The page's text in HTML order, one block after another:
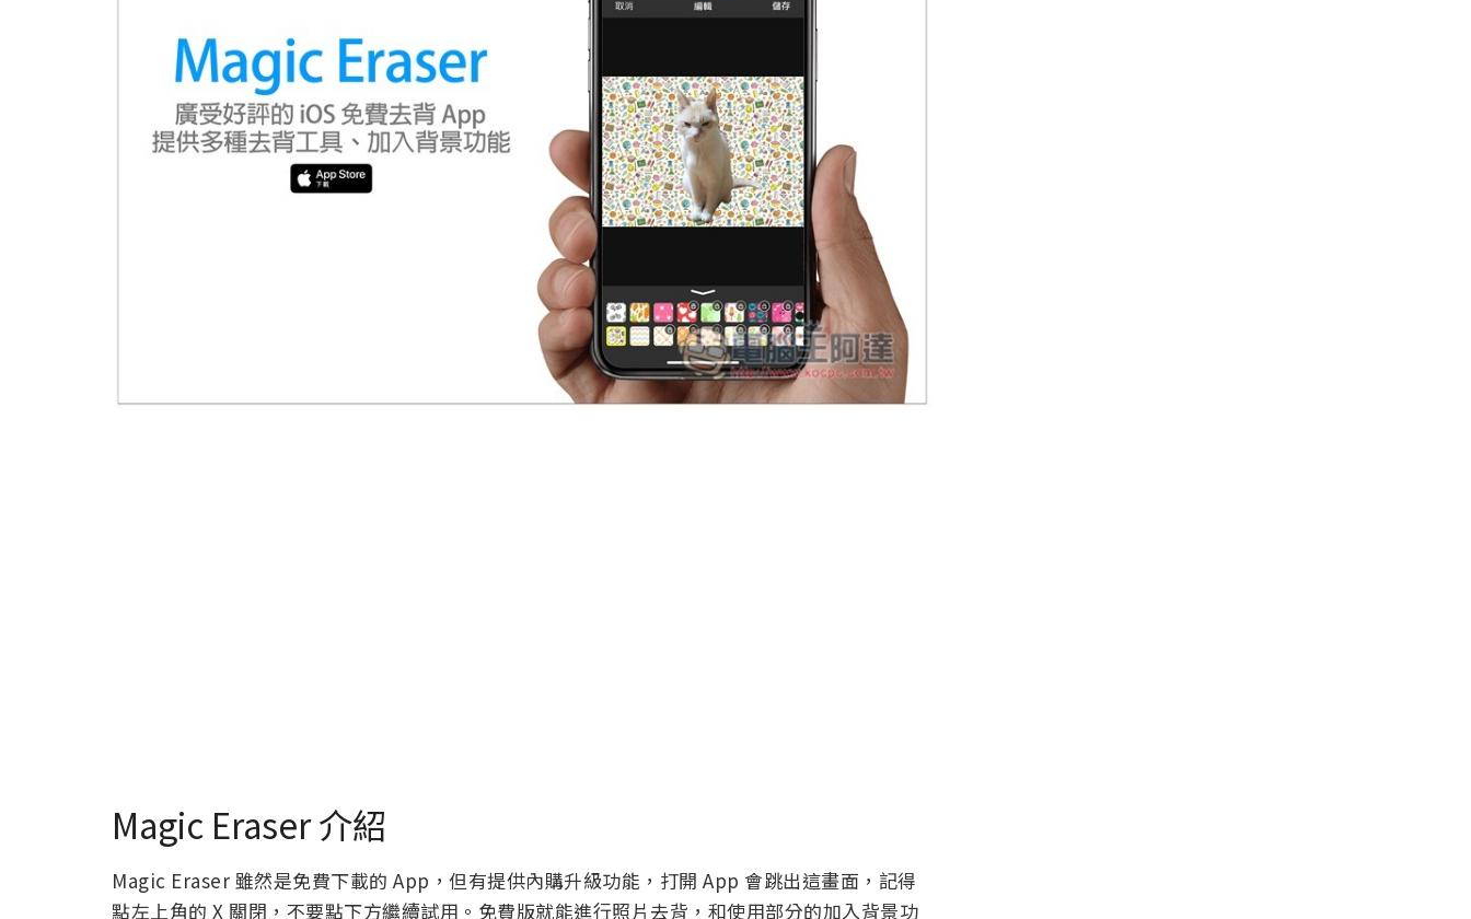
Magic Eraser 介紹
Magic Eraser 雖然是免費下載的 App，但有提供內購升級功能，打開 App 會跳出這畫面，記得
點左上角的 X 關閉，不要點下方繼續試用。免費版就能進行照片去背，和使用部分的加入背景功